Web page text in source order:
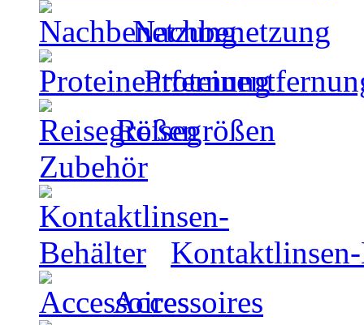
Nachbenetzung
Reisegrößen
Zubehör
Accessoires